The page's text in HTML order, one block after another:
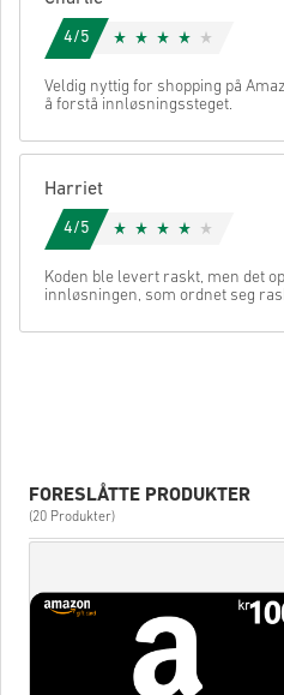
4/5
Veldig nyttig for shopping på
å forstå innløsningssteget.
Harriet
4/5
Koden ble levert raskt, men det
innløsningen, som ordnet seg
FORESLÅTTE PRODUKTER
(20 Produkter)